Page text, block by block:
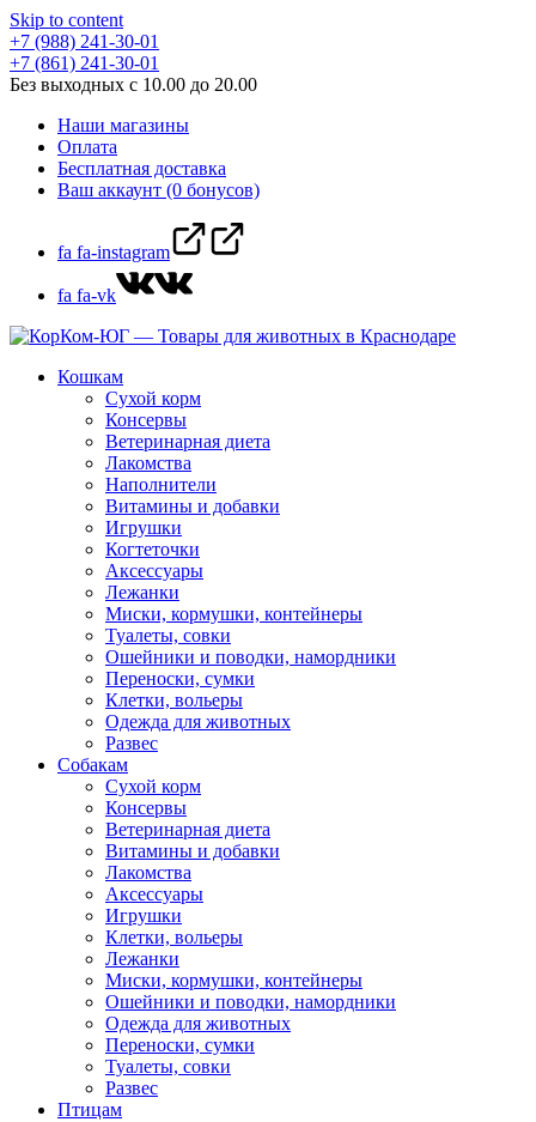
Skip to content
+7 (988) 241-30-01
+7 (861) 241-30-01
Без выходных с 10.00 до 20.00
Наши магазины
Оплата
Бесплатная доставка
Ваш аккаунт (0 бонусов)
fa fa-instagram
fa fa-vk
Кошкам
Сухой корм
Консервы
Ветеринарная диета
Лакомства
Наполнители
Витамины и добавки
Игрушки
Когтеточки
Аксессуары
Лежанки
Миски, кормушки, контейнеры
Туалеты, совки
Ошейники и поводки, намордники
Переноски, сумки
Клетки, вольеры
Одежда для животных
Развес
Собакам
Сухой корм
Консервы
Ветеринарная диета
Витамины и добавки
Лакомства
Аксессуары
Игрушки
Клетки, вольеры
Лежанки
Миски, кормушки, контейнеры
Ошейники и поводки, намордники
Одежда для животных
Переноски, сумки
Туалеты, совки
Развес
Птицам